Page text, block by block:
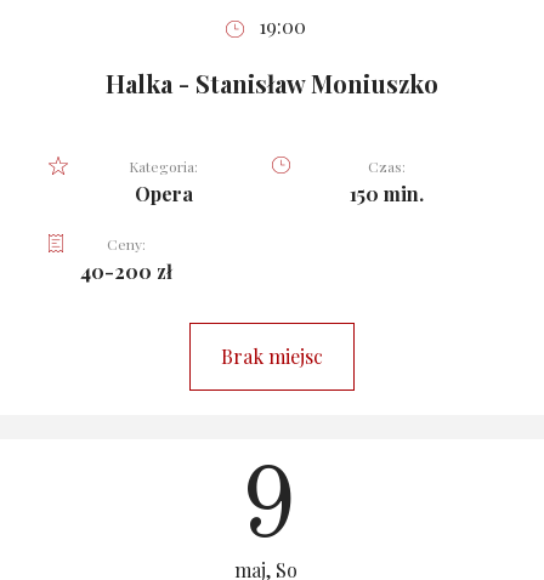
19:00
Halka - Stanisław Moniuszko
Kategoria:
Opera
Czas:
150 min.
Ceny:
40-200 zł
Brak miejsc
9
maj, So